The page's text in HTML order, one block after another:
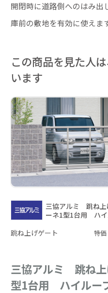
開閉時に道路側へのはみ出
庫前の敷地を有効に使えま
この商品を見た人
います
三協アルミ 跳ね
ーネ1型1台用 ハイ
跳ね上げゲート
特価
三協アルミ 跳ね
型1台用 ハイルー